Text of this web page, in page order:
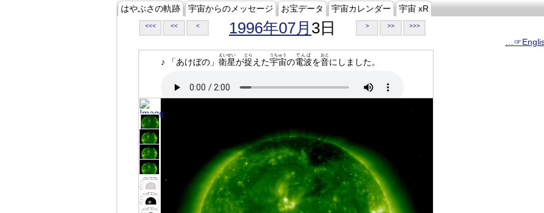
はやぶさの軌跡 宇宙からのメッセージ お宝データ 宇宙カレンダー 宇宙 xR
<<< << < 1996年07月 3日 > >> >>>
♪ 「あけぼの」 衛星
えいせい
が捉
とら
えた宇宙
うちゅう
の電波
でんぱ
を音
おと
にしました。